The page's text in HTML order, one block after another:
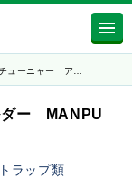
ューニャー ア…
ダー MANPU
ラップ類